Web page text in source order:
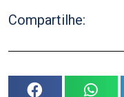
Compartilhe: